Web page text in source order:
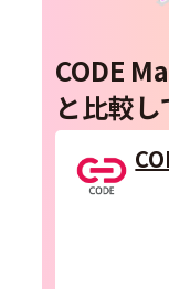
CODE
と比較